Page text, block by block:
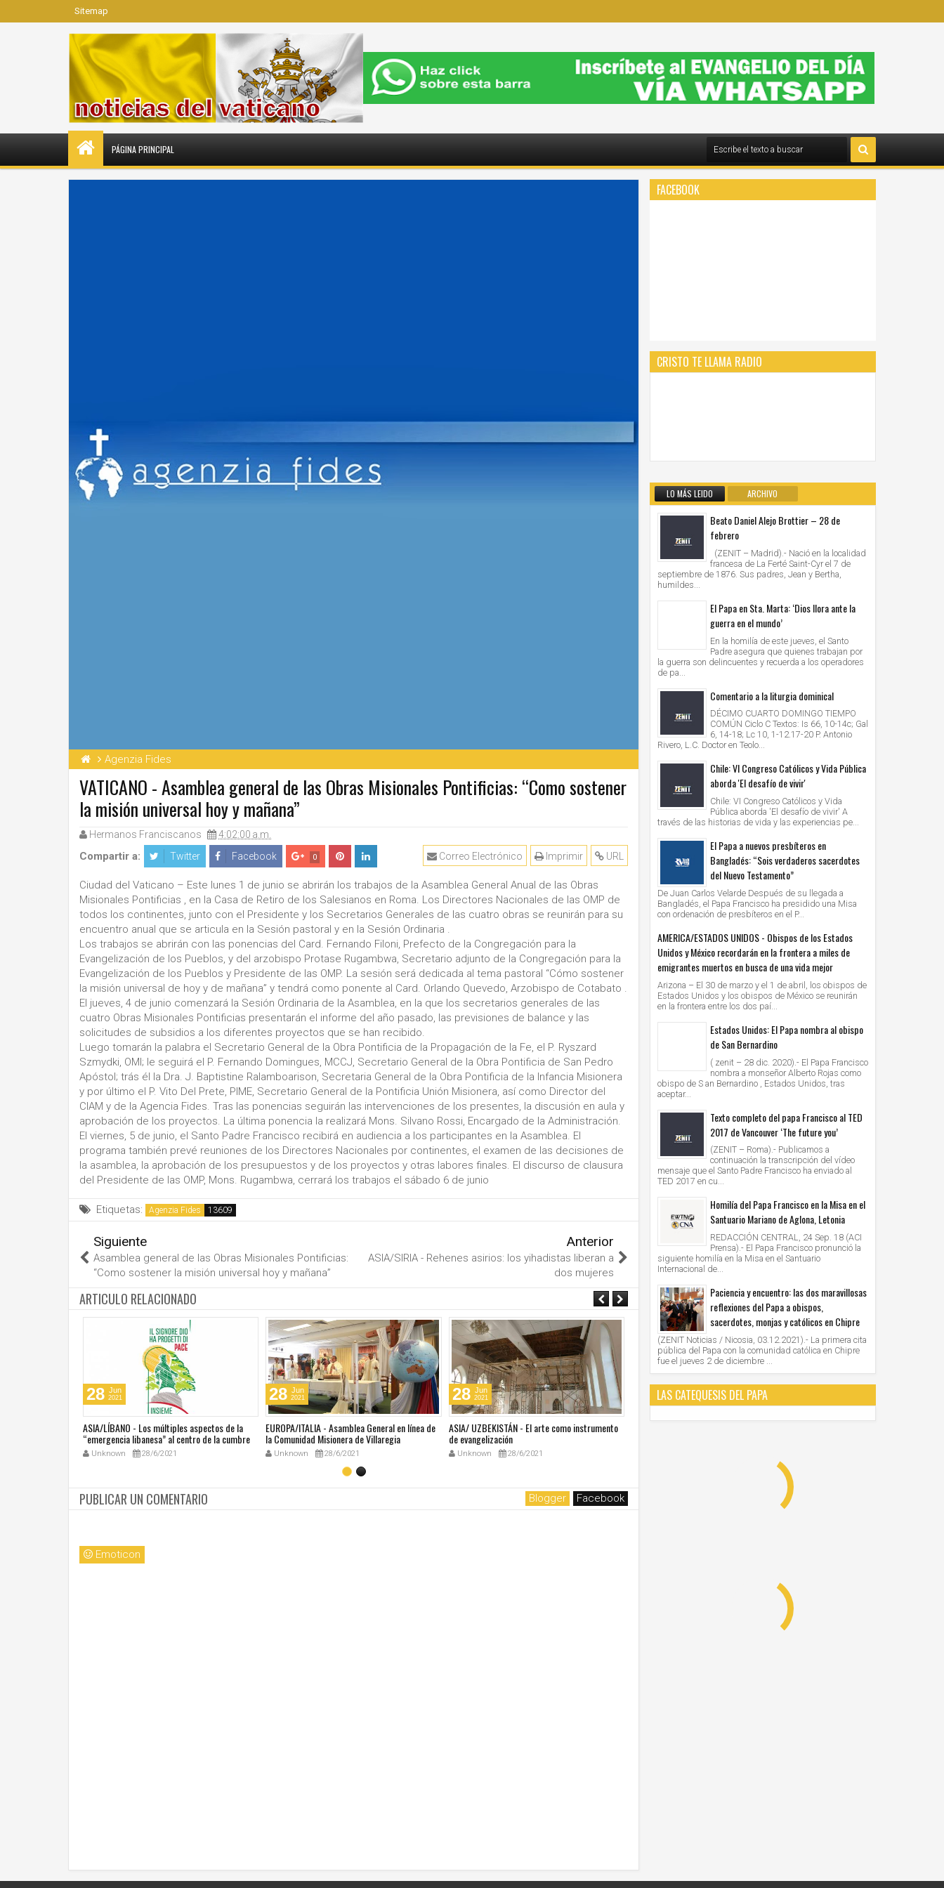
Sitemap
PÁGINA PRINCIPAL
Agenzia Fides
VATICANO - Asamblea general de las Obras Misionales Pontificias: “Como sostener
la misión universal hoy y mañana”
Hermanos Franciscanos 4:02:00 a.m.
Compartir a: Twitter Facebook 0 URL
Imprimir
Correo Electrónico
Ciudad del Vaticano – Este lunes 1 de junio se abrirán los trabajos de la Asamblea General Anual de las Obras
Misionales Pontificias , en la Casa de Retiro de los Salesianos en Roma. Los Directores Nacionales de las OMP de
todos los continentes, junto con el Presidente y los Secretarios Generales de las cuatro obras se reunirán para su
encuentro anual que se articula en la Sesión pastoral y en la Sesión Ordinaria .
Los trabajos se abrirán con las ponencias del Card. Fernando Filoni, Prefecto de la Congregación para la
Evangelización de los Pueblos, y del arzobispo Protase Rugambwa, Secretario adjunto de la Congregación para la
Evangelización de los Pueblos y Presidente de las OMP. La sesión será dedicada al tema pastoral “Cómo sostener
la misión universal de hoy y de mañana” y tendrá como ponente al Card. Orlando Quevedo, Arzobispo de Cotabato .
El jueves, 4 de junio comenzará la Sesión Ordinaria de la Asamblea, en la que los secretarios generales de las
cuatro Obras Misionales Pontificias presentarán el informe del año pasado, las previsiones de balance y las
solicitudes de subsidios a los diferentes proyectos que se han recibido.
Luego tomarán la palabra el Secretario General de la Obra Pontificia de la Propagación de la Fe, el P. Ryszard
Szmydki, OMI; le seguirá el P. Fernando Domingues, MCCJ, Secretario General de la Obra Pontificia de San Pedro
Apóstol; trás él la Dra. J. Baptistine Ralamboarison, Secretaria General de la Obra Pontificia de la Infancia Misionera
y por último el P. Vito Del Prete, PIME, Secretario General de la Pontificia Unión Misionera, así como Director del
CIAM y de la Agencia Fides. Tras las ponencias seguirán las intervenciones de los presentes, la discusión en aula y
aprobación de los proyectos. La última ponencia la realizará Mons. Silvano Rossi, Encargado de la Administración.
El viernes, 5 de junio, el Santo Padre Francisco recibirá en audiencia a los participantes en la Asamblea. El
programa también prevé reuniones de los Directores Nacionales por continentes, el examen de las decisiones de
la asamblea, la aprobación de los presupuestos y de los proyectos y otras labores finales. El discurso de clausura
del Presidente de las OMP, Mons. Rugambwa, cerrará los trabajos el sábado 6 de junio
Etiquetas: Agenzia Fides
Siguiente
Asamblea general de las Obras Misionales Pontificias:
“Como sostener la misión universal hoy y mañana”
Anterior
ASIA/SIRIA - Rehenes asirios: los yihadistas liberan a
dos mujeres
ARTICULO RELACIONADO
28 Jun
2021
ASIA/LÍBANO - Los múltiples aspectos de la
“emergencia libanesa” al centro de la cumbre
eclesial convocada por el Papa Francisco
Unknown 28/6/2021
28 Jun
2021
EUROPA/ITALIA - Asamblea General en línea de
la Comunidad Misionera de Villaregia
Unknown 28/6/2021
28 Jun
2021
ASIA/ UZBEKISTÁN - El arte como instrumento
de evangelización
Unknown 28/6/2021
Jun
2021
PUBLICAR UN COMENTARIO Blogger Facebook
Emoticon
FACEBOOK
CRISTO TE LLAMA RADIO
LO MÁS LEIDO ARCHIVO
Beato Daniel Alejo Brottier – 28 de
febrero
(ZENIT – Madrid).- Nació en la localidad
francesa de La Ferté Saint-Cyr el 7 de
septiembre de 1876. Sus padres, Jean y Bertha,
humildes...
El Papa en Sta. Marta: ‘Dios llora ante la
guerra en el mundo’
En la homilía de este jueves, el Santo
Padre asegura que quienes trabajan por
la guerra son delincuentes y recuerda a los operadores
de pa...
Comentario a la liturgia dominical
DÉCIMO CUARTO DOMINGO TIEMPO
COMÚN Ciclo C Textos: Is 66, 10-14c; Gal
6, 14-18; Lc 10, 1-12.17-20 P. Antonio
Rivero, L.C. Doctor en Teolo...
Chile: VI Congreso Católicos y Vida Pública
aborda 'El desafío de vivir'
Chile: VI Congreso Católicos y Vida
Pública aborda 'El desafío de vivir' A
través de las historias de vida y las experiencias pe...
El Papa a nuevos presbíteros en
Bangladés: “Sois verdaderos sacerdotes
del Nuevo Testamento”
De Juan Carlos Velarde Después de su llegada a
Bangladés, el Papa Francisco ha presidido una Misa
con ordenación de presbíteros en el P...
AMERICA/ESTADOS UNIDOS - Obispos de los Estados
Unidos y México recordarán en la frontera a miles de
emigrantes muertos en busca de una vida mejor
Arizona – El 30 de marzo y el 1 de abril, los obispos de
Estados Unidos y los obispos de México se reunirán
en la frontera entre los dos paí...
Estados Unidos: El Papa nombra al obispo
de San Bernardino
( zenit – 28 dic. 2020).- El Papa Francisco
nombra a monseñor Alberto Rojas como
obispo de S an Bernardino , Estados Unidos, tras
aceptar...
Texto completo del papa Francisco al TED
2017 de Vancouver ‘The future you’
(ZENIT – Roma).- Publicamos a
continuación la transcripción del vídeo
mensaje que el Santo Padre Francisco ha enviado al
TED 2017 en cu...
Homilía del Papa Francisco en la Misa en el
Santuario Mariano de Aglona, Letonia
REDACCIÓN CENTRAL, 24 Sep. 18 (ACI
Prensa).- El Papa Francisco pronunció la
siguiente homilía en la Misa en el Santuario
Internacional de...
Paciencia y encuentro: las dos maravillosas
reflexiones del Papa a obispos,
sacerdotes, monjas y católicos en Chipre
(ZENIT Noticias / Nicosia, 03.12.2021).- La primera cita
pública del Papa con la comunidad católica en Chipre
fue el jueves 2 de diciembre ...
LAS CATEQUESIS DEL PAPA